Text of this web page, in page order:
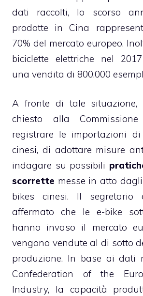
dati raccolti, lo scorso
prodotte in Cina
70% del mercato europeo.
biciclette elettriche nel
una vendita di 800.000
A fronte di tale situazione,
chiesto alla
registrare le importazioni di
cinesi, di adottare misure
indagare su possibili
scorrette messe in atto
bikes cinesi. Il segretario
affermato che le e-bike
hanno invaso il mercato
vengono vendute al di sotto
produzione. In base ai dati
Confederation of the
Industry, la capacità